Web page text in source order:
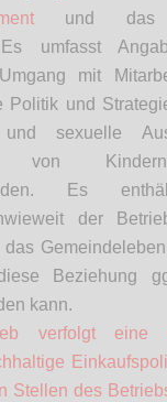
und das
Es umfasst
mit
Politik und
und sexuelle
von
Es
der
Beziehung
kann.
verfolgt eine
Stellen des